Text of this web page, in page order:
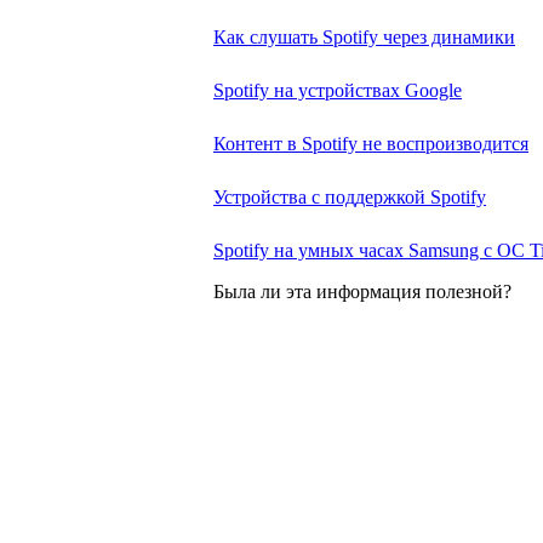
Как слушать Spotify через динамики
Spotify на устройствах Google
Контент в Spotify не воспроизводится
Устройства с поддержкой Spotify
Spotify на умных часах Samsung с ОС
Была ли эта информация полезной?